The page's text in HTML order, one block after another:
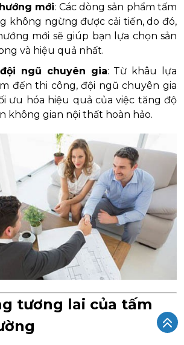
mới: Các dòng sản phẩm tấm
không ngừng được cải tiến, do đó,
mới sẽ giúp bạn lựa chọn sản
và hiệu quả nhất.
ngũ chuyên gia: Từ khâu lựa
đến thi công, đội ngũ chuyên gia
ưu hóa hiệu quả của việc tăng độ
không gian nội thất hoàn hảo.
tương lai của tấm